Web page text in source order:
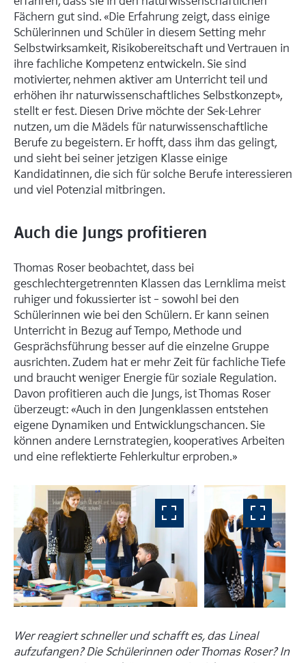
Fächern gut sind. «Die Erfahrung zeigt, dass einige
Schülerinnen und Schüler in diesem Setting mehr
Selbstwirksamkeit, Risikobereitschaft und Vertrauen in
ihre fachliche Kompetenz entwickeln. Sie sind
motivierter, nehmen aktiver am Unterricht teil und
erhöhen ihr naturwissenschaftliches Selbstkonzept»,
stellt er fest. Diesen Drive möchte der Sek-Lehrer
nutzen, um die Mädels für naturwissenschaftliche
Berufe zu begeistern. Er hofft, dass ihm das gelingt,
und sieht bei seiner jetzigen Klasse einige
Kandidatinnen, die sich für solche Berufe interessieren
und viel Potenzial mitbringen.
Auch die Jungs profitieren
Thomas Roser beobachtet, dass bei
geschlechtergetrennten Klassen das Lernklima meist
ruhiger und fokussierter ist – sowohl bei den
Schülerinnen wie bei den Schülern. Er kann seinen
Unterricht in Bezug auf Tempo, Methode und
Gesprächsführung besser auf die einzelne Gruppe
ausrichten. Zudem hat er mehr Zeit für fachliche Tiefe
und braucht weniger Energie für soziale Regulation.
Davon profitieren auch die Jungs, ist Thomas Roser
überzeugt: «Auch in den Jungenklassen entstehen
eigene Dynamiken und Entwicklungschancen. Sie
können andere Lernstrategien, kooperatives Arbeiten
und eine reflektierte Fehlerkultur erproben.»
Wer reagiert schneller und schafft es, das Lineal
aufzufangen? Die Schülerinnen oder Thomas Roser? In